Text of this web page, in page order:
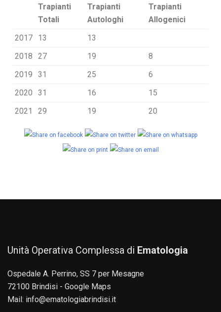
Trapianti
Totali
Trapianti
Autologhi
Trapianti
Allogenici
2017
13
13
2018
27 19
8
2019
31 25
6
2020
31 16
15
2021
29 19 20
Unità Operativa Complessa di Ematologia
Ospedale A. Perrino, SS 7 per Mesagne
72100 Brindisi - Google Maps
Mail: info@ematologiabrindisi.it